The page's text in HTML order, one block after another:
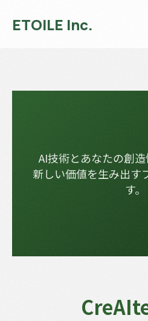
ETOILE Inc.
AI技術とあなたの創造
新しい価値を生み出す
す。